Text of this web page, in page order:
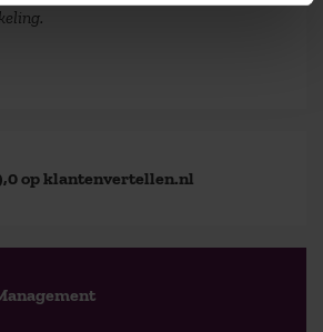
op klantenvertellen.nl